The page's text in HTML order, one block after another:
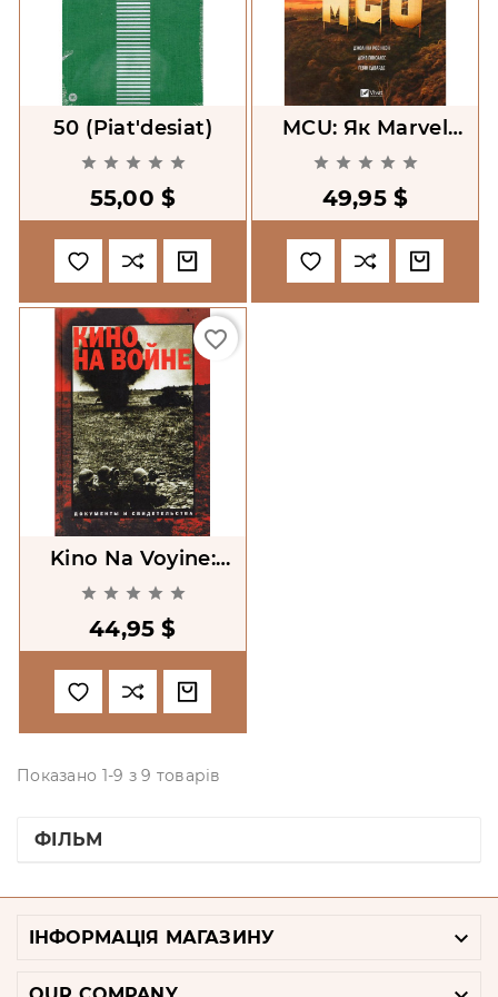
50 (piat'desiat)
    
55,00 $
MCU: Як Marvel
Studios Підкорила
Голлівуд
    
49,95 $
Kino Na Voyine:
Dokumenty I
Svidetel'stva
[Cinema At War:
Documents And
Testimonies]
    
44,95 $
favorite_border
Показано 1-9 з 9 товарів
ФІЛЬМ
ІНФОРМАЦІЯ МАГАЗИНУ 